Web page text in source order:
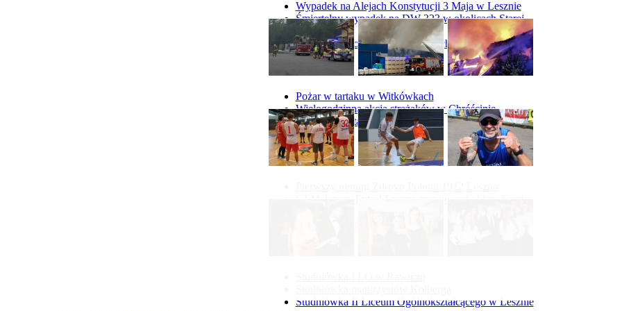
Wypadek na Alejach Konstytucji 3 Maja w Lesznie
Śmiertelny wypadek na DW 323 w okolicach Starej
Góry
Wypadek na obwodnicy Święciechowy
Pożar w tartaku w Witkówkach
Wielogodzinna akcja strażaków w Chróścinie
Pożar hali tartaku w Racocie
Studniówka II Liceum Ogólnokształcącego w Lesznie